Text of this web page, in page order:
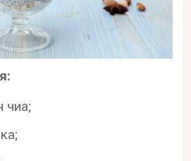
чиа;